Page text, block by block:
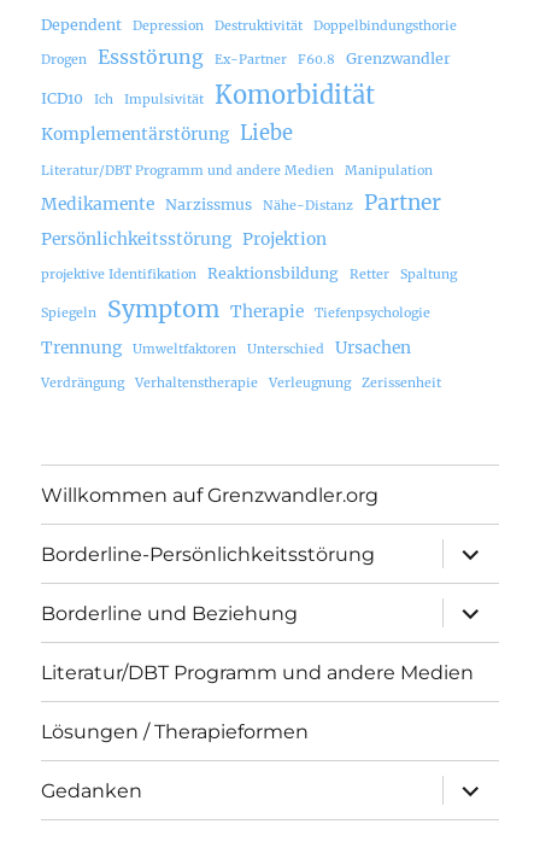
Dependent Depression Destruktivität Doppelbindungsthorie
Drogen Essstörung Ex-Partner F60.8 Grenzwandler
ICD10 Ich Impulsivität Komorbidität
Komplementärstörung Liebe
Literatur/DBT Programm und andere Medien Manipulation
Medikamente Narzissmus Nähe-Distanz Partner
Persönlichkeitsstörung Projektion
projektive Identifikation Reaktionsbildung Retter Spaltung
Spiegeln Symptom Therapie Tiefenpsychologie
Trennung Umweltfaktoren Unterschied Ursachen
Verdrängung Verhaltenstherapie Verleugnung Zerissenheit
Willkommen auf Grenzwandler.org
Borderline-Persönlichkeitsstörung
öffnen
Borderline und Beziehung
öffnen
Literatur/DBT Programm und andere Medien
Lösungen / Therapieformen
Gedanken
öffnen